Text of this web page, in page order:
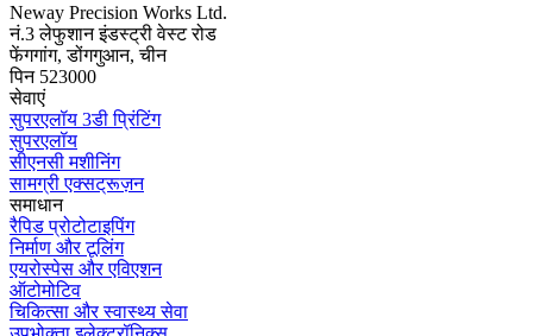
Neway Precision Works Ltd.
नं.3 लेफुशान इंडस्ट्री वेस्ट रोड
फेंगगांग, डोंगगुआन, चीन
पिन 523000
सेवाएं
सुपरएलॉय 3डी प्रिंटिंग
सुपरएलॉय
सीएनसी मशीनिंग
सामग्री एक्सट्रूज़न
समाधान
रैपिड प्रोटोटाइपिंग
निर्माण और टूलिंग
एयरोस्पेस और एविएशन
ऑटोमोटिव
चिकित्सा और स्वास्थ्य सेवा